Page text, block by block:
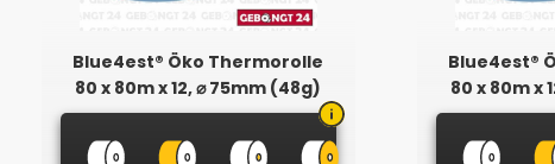
Blue4est® Öko Thermorolle
80 x 80m x 12, ⌀ 75mm (48g)
Blue4est®
80 x 80m x